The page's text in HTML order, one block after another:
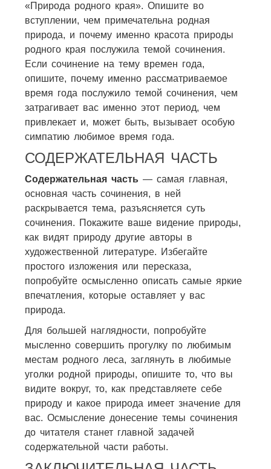
«Природа родного края». Опишите во
вступлении, чем примечательна родная
природа, и почему именно красота природы
родного края послужила темой сочинения.
Если сочинение на тему времен года,
опишите, почему именно рассматриваемое
время года послужило темой сочинения, чем
затрагивает вас именно этот период, чем
привлекает и, может быть, вызывает особую
симпатию любимое время года.
СОДЕРЖАТЕЛЬНАЯ ЧАСТЬ
Содержательная часть— самая главная,
основная часть сочинения, в ней
раскрывается тема, разъясняется суть
сочинения. Покажите ваше видение природы,
как видят природу другие авторы в
художественной литературе. Избегайте
простого изложения или пересказа,
попробуйте осмысленно описать самые яркие
впечатления, которые оставляет у вас
природа.
Для большей наглядности, попробуйте
мысленно совершить прогулку по любимым
местам родного леса, заглянуть в любимые
уголки родной природы, опишите то, что вы
видите вокруг, то, как представляете себе
природу и какое природа имеет значение для
вас. Осмысление донесение темы сочинения
до читателя станет главной задачей
содержательной части работы.